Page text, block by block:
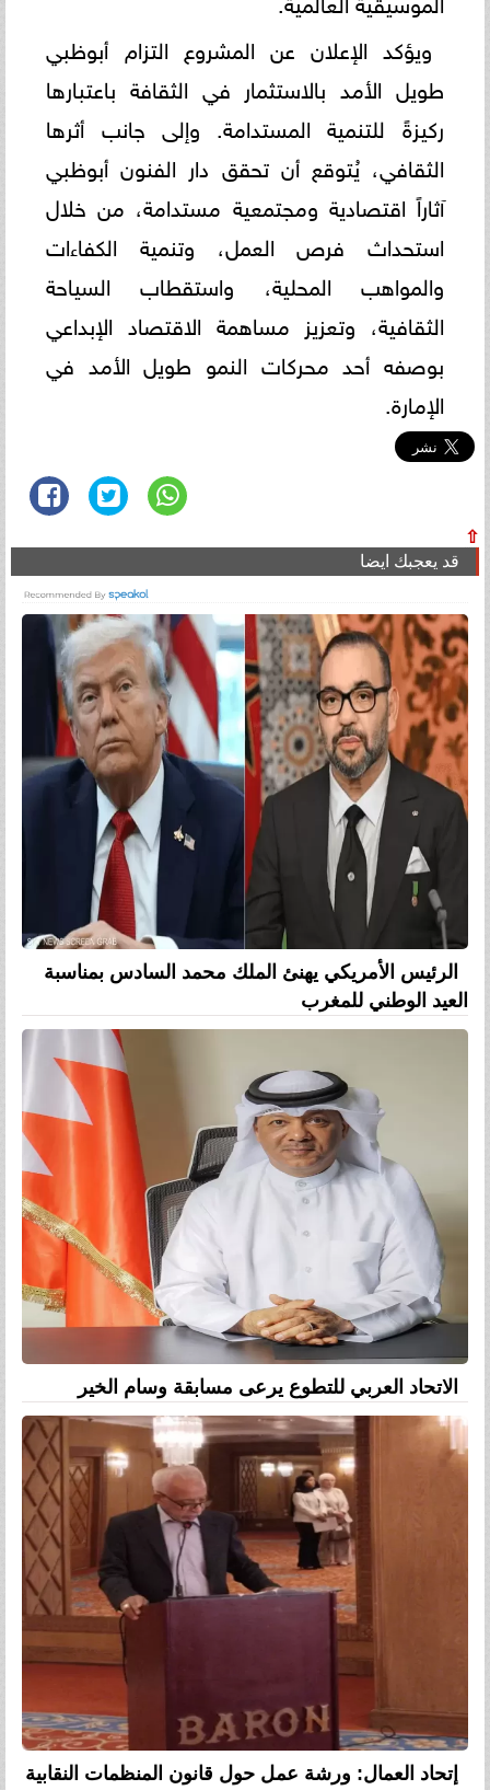
ويؤكد الإعلان عن المشروع التزام أبوظبي
طويل الأمد بالاستثمار في الثقافة باعتبارها
ركيزةً للتنمية المستدامة. وإلى جانب أثرها
الثقافي، يُتوقع أن تحقق دار الفنون أبوظبي
آثاراً اقتصادية ومجتمعية مستدامة، من خلال
استحداث فرص العمل، وتنمية الكفاءات
والمواهب المحلية، واستقطاب السياحة
الثقافية، وتعزيز مساهمة الاقتصاد الإبداعي
بوصفه أحد محركات النمو طويل الأمد في
الإمارة.
⇧
قد يعجبك ايضا
الرئيس الأمريكي يهنئ الملك محمد السادس بمناسبة
العيد الوطني للمغرب
الاتحاد العربي للتطوع يرعى مسابقة وسام الخير
إتحاد العمال: ورشة عمل حول قانون المنظمات النقابية